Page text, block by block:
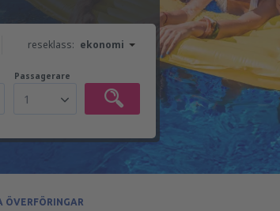
reseklass: ekonomi
Passagerare
1
ÖVERFÖRINGAR